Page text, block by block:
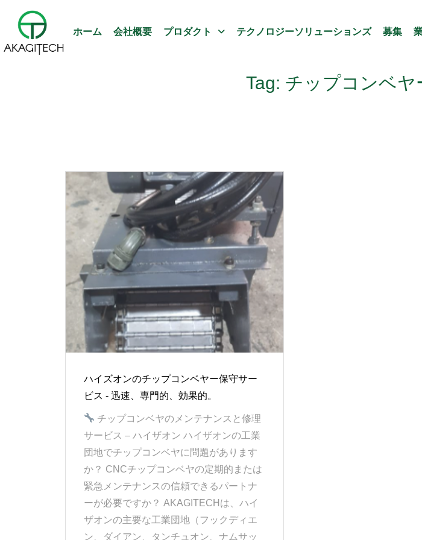
ホーム 会社概要 プロダクト テクノロジーソリューションズ 募集
Tag: チップコンベ
ハイズオンのチップコンベヤー保守サー
ビス - 迅速、専門的、効果的。
チップコンベヤのメンテナンスと修理
サービス – ハイザオン ハイザオンの工業
団地でチップコンベヤに問題があります
か？ CNCチップコンベヤの定期的または
緊急メンテナンスの信頼できるパートナ
ーが必要ですか？ AKAGITECHは、ハイ
ザオンの主要な工業団地（フックディエ
ン、ダイアン、タンチュオン、ナムサッ